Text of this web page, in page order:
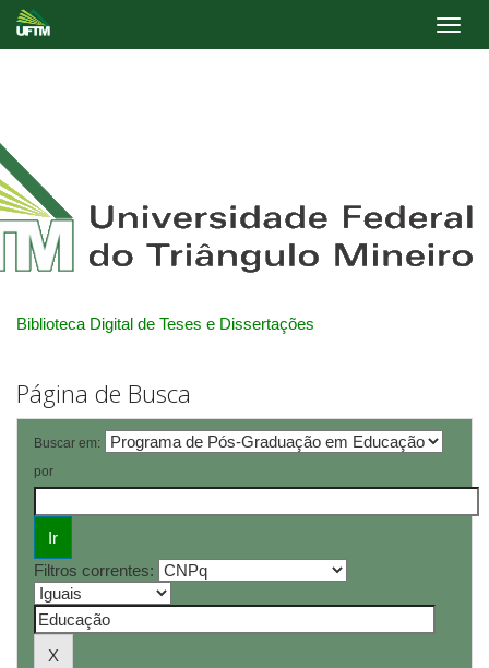
Biblioteca Digital de Teses e Dissertações
Página de Busca
Buscar em:
por
Filtros correntes: